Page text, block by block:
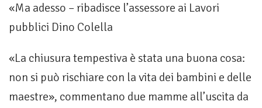
«Ma adesso – ribadisce l’assessore ai Lavori
pubblici Dino Colella
«La chiusura tempestiva è stata una buona cosa:
non si può rischiare con la vita dei bambini e delle
maestre», commentano due mamme all’uscita da